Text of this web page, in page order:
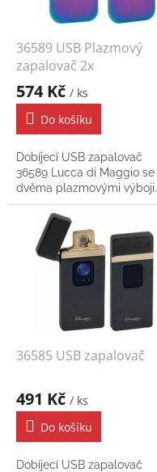
u
36589 USB Plazmový
zapalovač 2x
574 Kč / ks
Do košíku
Dobíjecí USB zapalovač
36589 Lucca di Maggio se
dvěma plazmovými výboji.
36585 USB zapalovač
491 Kč / ks
Do košíku
Dobíjecí USB zapalovač